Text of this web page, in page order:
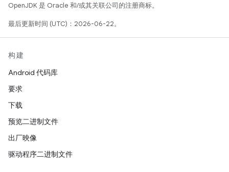
OpenJDK 是 Oracle 和/或其关联公司的注册商标。
最后更新时间 (UTC)：2026-06-22。
构建
Android 代码库
要求
下载
预览二进制文件
出厂映像
驱动程序二进制文件